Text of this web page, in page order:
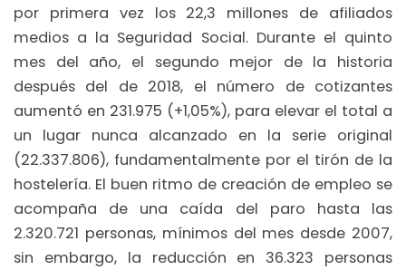
por primera vez los 22,3 millones de afiliados
medios a la Seguridad Social. Durante el quinto
mes del año, el segundo mejor de la historia
después del de 2018, el número de cotizantes
aumentó en 231.975 (+1,05%), para elevar el total a
un lugar nunca alcanzado en la serie original
(22.337.806), fundamentalmente por el tirón de la
hostelería. El buen ritmo de creación de empleo se
acompaña de una caída del paro hasta las
2.320.721 personas, mínimos del mes desde 2007,
sin embargo, la reducción en 36.323 personas